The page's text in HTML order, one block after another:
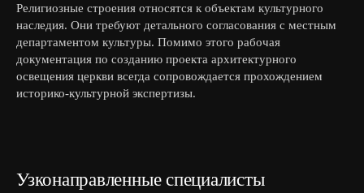
Религиозные строения относятся к объектам культурного
наследия. Они требуют детального согласования с местным
департаментом культуры. Помимо этого рабочая
документация по созданию проекта архитектурного
освещения церкви всегда сопровождается прохождением
историко-культурной экспертизы.
Узконаправленные специалисты